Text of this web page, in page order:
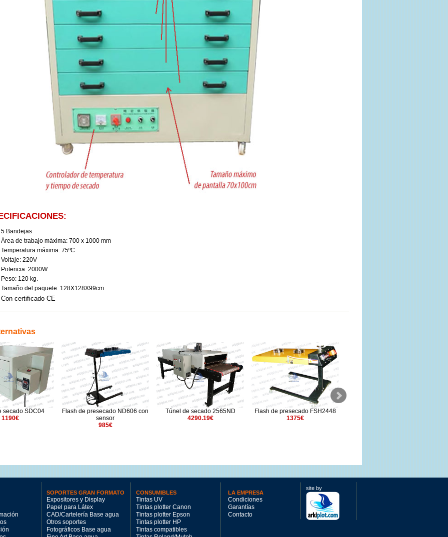
5 Bandejas
Área de trabajo máxima: 700 x 1000 mm
Temperatura máxima: 75ºC
Voltaje: 220V
Potencia: 2000W
Peso: 120 kg.
Tamaño del paquete: 128X128X99cm
Con certificado CE
secado SDC04
1190€
Flash de presecado ND606 con
sensor
985€
Túnel de secado 2565ND
4290.19€
Flash de presecado FSH2448
1375€
SOPORTES GRAN FORMATO
Expositores y Display
Papel para Látex
CAD/Cartelería Base agua
Otros soportes
Fotográficos Base agua
CONSUMIBLES
Tintas UV
Tintas plotter Canon
Tintas plotter Epson
Tintas plotter HP
Tintas compatibles
LA EMPRESA
Condiciones
Garantías
Contacto
site by